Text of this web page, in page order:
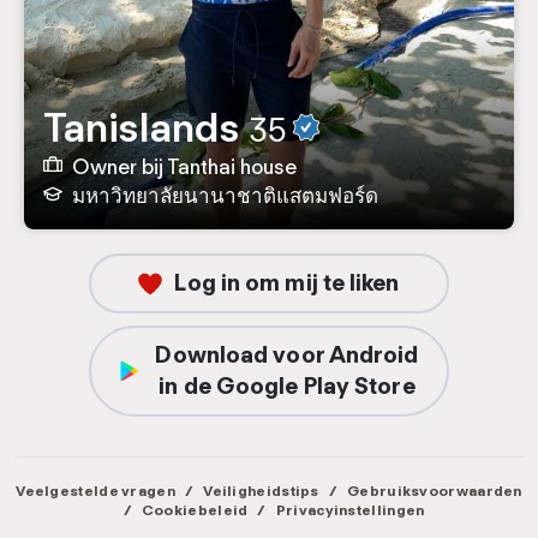
Tanislands 35
Owner bij Tanthai house
มหาวิทยาลัยนานาชาติแสตมฟอร์ด
Log in om mij te liken
Download voor Android
in de Google Play Store
Veelgestelde vragen / Veiligheidstips /
Gebruiksvoorwaarden
/
Cookiebeleid / Privacyinstellingen